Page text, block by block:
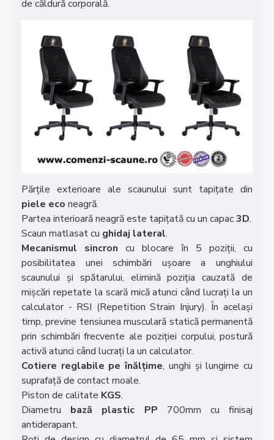
de căldură corporală.
Părțile exterioare ale scaunului sunt tapițate din
piele eco neagră.
Partea interioară neagră este tapițată cu un capac3D.
Scaun matlasat cu ghidaj lateral.
Mecanismul sincron cu blocare în 5 poziții, cu
posibilitatea unei schimbări ușoare a unghiului
scaunului și spătarului, elimină poziția cauzată de
mișcări repetate la scară mică atunci când lucrați la un
calculator - RSI (Repetition Strain Injury). În același
timp, previne tensiunea musculară statică permanentă
prin schimbări frecvente ale poziției corpului, postură
activă atunci când lucrați la un calculator.
Cotiere reglabile pe înălțime, unghi și lungime cu
suprafață de contact moale.
Piston de calitate KGS.
Diametru bază plastic PP 700mm cu finisaj
antiderapant.